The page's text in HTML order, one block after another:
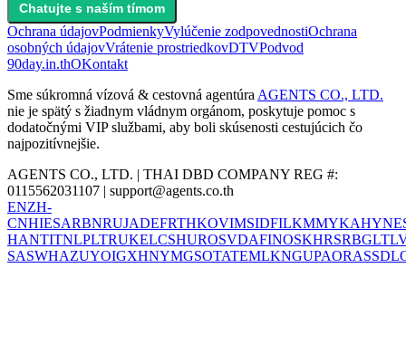
Chatujte s naším tímom
Ochrana údajovPodmienkyVylúčenie zodpovednostiOchrana
osobných údajovVrátenie prostriedkovDTVPodvod
90day.in.thOKontakt
Sme súkromná vízová & cestovná agentúra AGENTS CO., LTD.
nie je spätý s žiadnym vládnym orgánom, poskytuje pomoc s
dodatočnými VIP službami, aby boli skúsenosti cestujúcich čo
najpozitívnejšie.
AGENTS CO., LTD. | THAI DBD COMPANY REG #:
0115562031107 | support@agents.co.th
ENZH-
CNHIESARBNRUJADEFRTHKOVIMSIDFILKMMYKAHYNE
HANTITNLPLTRUKELCSHUROSVDAFINOSKHRSRBGLT
SASWHAZUYOIGXHNYMGSOTATEMLKNGUPAORASSD